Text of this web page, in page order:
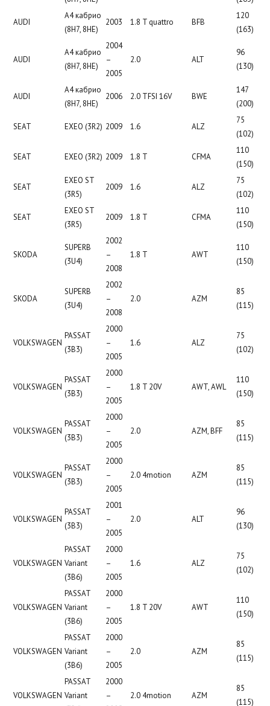
AUDI
A4 кабрио
(8H7, 8HE)
2003 1.8 T quattro BFB
120
(163)
AUDI
A4 кабрио
(8H7, 8HE)
2004
–
2005
2.0 ALT
96
(130)
AUDI
A4 кабрио
(8H7, 8HE)
2006 2.0 TFSI 16V BWE
147
(200)
SEAT EXEO (3R2) 2009 1.6 ALZ
75
(102)
SEAT EXEO (3R2) 2009 1.8 T CFMA
110
(150)
SEAT
EXEO ST
(3R5)
2009 1.6 ALZ
75
(102)
SEAT
EXEO ST
(3R5)
2009 1.8 T CFMA
110
(150)
SKODA
SUPERB
(3U4)
2002
–
2008
1.8 T AWT
110
(150)
SKODA
SUPERB
(3U4)
2002
–
2008
2.0 AZM
85
(115)
VOLKSWAGEN
PASSAT
(3B3)
2000
–
2005
1.6 ALZ
75
(102)
VOLKSWAGEN
PASSAT
(3B3)
2000
–
2005
1.8 T 20V AWT, AWL
110
(150)
VOLKSWAGEN
PASSAT
(3B3)
2000
–
2005
2.0 AZM, BFF
85
(115)
VOLKSWAGEN
PASSAT
(3B3)
2000
–
2005
2.0 4motion AZM
85
(115)
VOLKSWAGEN
PASSAT
(3B3)
2001
–
2005
2.0 ALT
96
(130)
VOLKSWAGEN
PASSAT
Variant
(3B6)
2000
–
2005
1.6 ALZ
75
(102)
VOLKSWAGEN
PASSAT
Variant
(3B6)
2000
–
2005
1.8 T 20V AWT
110
(150)
VOLKSWAGEN
PASSAT
Variant
(3B6)
2000
–
2005
2.0 AZM
85
(115)
VOLKSWAGEN
PASSAT
Variant
2000
–
2.0 4motion AZM
85
(115)